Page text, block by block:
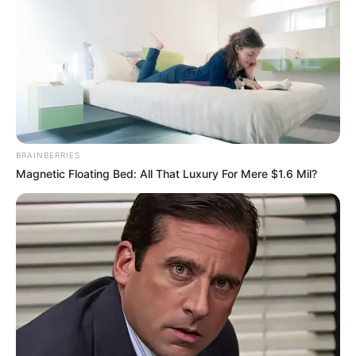
Június 30-ig marad, az utódról tisztújító közgyűlés
dönt
BRAINBERRIES
Magnetic Floating Bed: All That Luxury For Mere $1.6 Mil?